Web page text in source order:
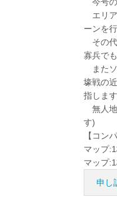
エリア
ーンを
その代
寡兵で
またソ
壕戦の
指します
無人地
す)
【コン
マップ
マップ
申し